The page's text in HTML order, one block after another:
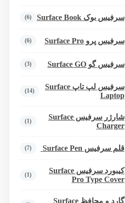
سرفیس بوک Surface Book (6)
سرفیس پرو Surface Pro (6)
سرفیس گو Surface GO (3)
سرفیس لپ تاپ Surface
Laptop
(14)
شارژر سرفیس Surface
Charger
(1)
قلم سرفیس Surface Pen (7)
کیبورد سرفیس Surface
Pro Type Cover
(1)
گارد و محافظ Surface